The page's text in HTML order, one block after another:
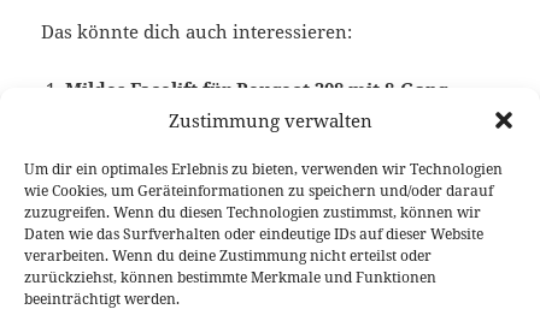
Zustimmung verwalten
Um dir ein optimales Erlebnis zu bieten, verwenden wir Technologien
wie Cookies, um Geräteinformationen zu speichern und/oder darauf
zuzugreifen. Wenn du diesen Technologien zustimmst, können wir
Daten wie das Surfverhalten oder eindeutige IDs auf dieser Website
verarbeiten. Wenn du deine Zustimmung nicht erteilst oder
zurückziehst, können bestimmte Merkmale und Funktionen
beeinträchtigt werden.
Das könnte dich auch interessieren:
Mildes Facelift für Peugeot 308 mit 8-Gang-
Veröffentlicht
am
9. Juni 2017 Autor
Fabian Meßner Kategorien
News Schlagwörter
Kompaktklasse
Peugeot,Peugeot Sport
Beitragsnavigation